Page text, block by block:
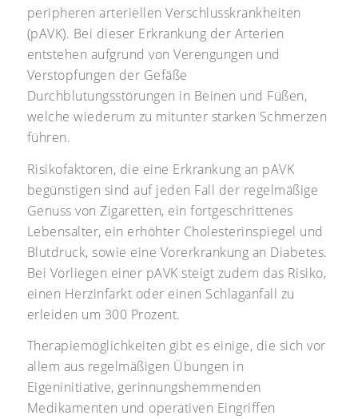
peripheren arteriellen Verschlusskrankheiten
(pAVK). Bei dieser Erkrankung der Arterien
entstehen aufgrund von Verengungen und
Verstopfungen der Gefäße
Durchblutungsstörungen in Beinen und Füßen,
welche wiederum zu mitunter starken Schmerzen
führen.
Risikofaktoren, die eine Erkrankung an pAVK
begünstigen sind auf jeden Fall der regelmäßige
Genuss von Zigaretten, ein fortgeschrittenes
Lebensalter, ein erhöhter Cholesterinspiegel und
Blutdruck, sowie eine Vorerkrankung an Diabetes.
Bei Vorliegen einer pAVK steigt zudem das Risiko,
einen Herzinfarkt oder einen Schlaganfall zu
erleiden um 300 Prozent.
Therapiemöglichkeiten gibt es einige, die sich vor
allem aus regelmäßigen Übungen in
Eigeninitiative, gerinnungshemmenden
Medikamenten und operativen Eingriffen